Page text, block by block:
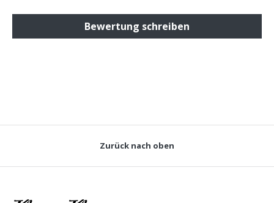
Bewertung schreiben
Zurück nach oben